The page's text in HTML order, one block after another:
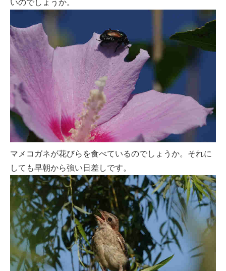
いのでしょうか。
マメコガネが花びらを食べているのでしょうか。それに
しても早朝から強い日差しです。